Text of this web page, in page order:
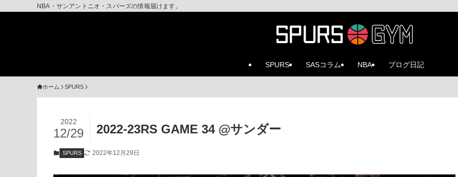
NBA・サンアントニオ・スパーズの情報届けます。
SPURS SASコラム NBA ブログ日記
ホーム SPURS
2022-23RS GAME 34 @サンダー
2022
12/29
SPURS 2022年12月29日